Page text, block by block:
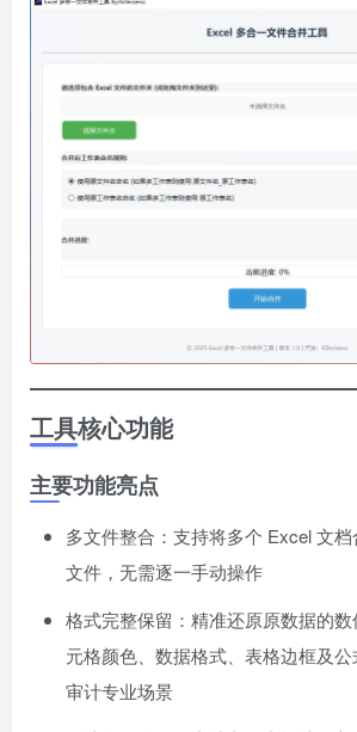
工具核心功能
主要功能亮点
多文件整合：支持将多个 Excel 文
文件，无需逐一手动操作
格式完整保留：精准还原原数据的
元格颜色、数据格式、表格边框及
审计专业场景